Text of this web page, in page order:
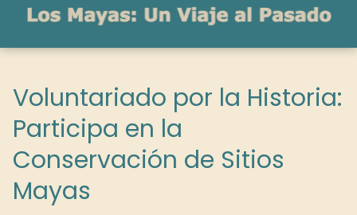
Voluntariado por la Historia:
Participa en la
Conservación de Sitios
Mayas